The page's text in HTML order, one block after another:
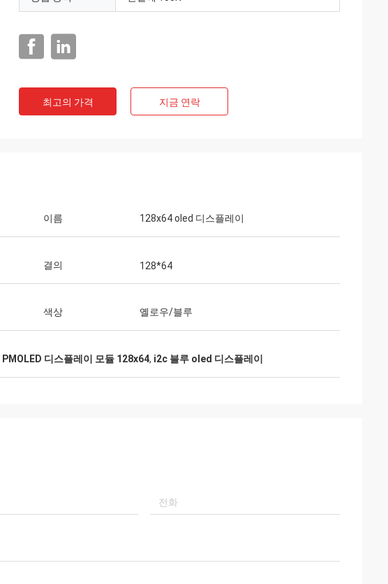
최고의 가격 지금 연락
이름 128x64 oled 디스플레이
결의 128*64
색상 옐로우/블루
PMOLED 디스플레이 모듈 128x64, i2c 블루 oled 디스플레이